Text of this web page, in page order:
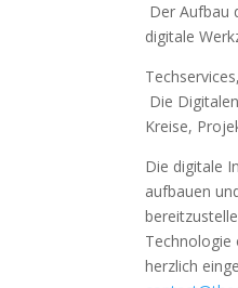
Der Aufbau
digitale
Die
Kreise,
Die digitale
aufbauen
Technologie
herzlich